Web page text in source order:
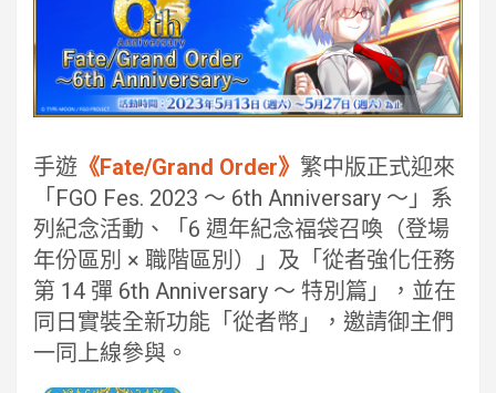
手遊 《Fate/Grand Order》 繁中版正式迎來
「FGO Fes. 2023 ～ 6th Anniversary ～」系
列紀念活動、「6 週年紀念福袋召喚（登場
年份區別 × 職階區別）」及「從者強化任務
第 14 彈 6th Anniversary ～ 特別篇」，並在
同日實裝全新功能「從者幣」，邀請御主們
一同上線參與。